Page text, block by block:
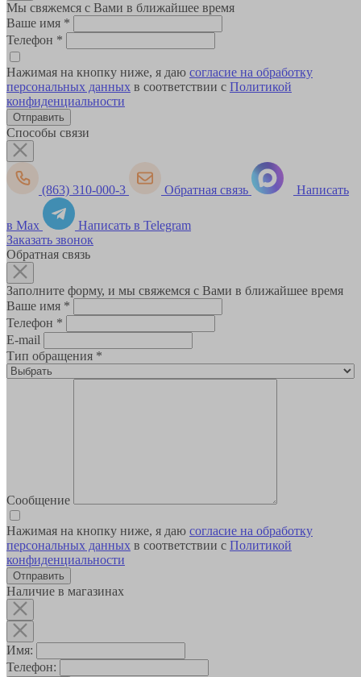
Мы свяжемся с Вами в ближайшее время
Ваше имя *
Телефон *
Нажимая на кнопку ниже, я даю согласие на обработку
персональных данных в соответствии с Политикой
конфиденциальности
Способы связи
(863) 310-000-3 Обратная связь Написать
в Max
Написать в Telegram
Заказать звонок
Обратная связь
Заполните форму, и мы свяжемся с Вами в ближайшее время
Ваше имя *
Телефон *
E-mail
Тип обращения *
Сообщение
Нажимая на кнопку ниже, я даю согласие на обработку
персональных данных в соответствии с Политикой
конфиденциальности
Наличие в магазинах
Имя:
Телефон: